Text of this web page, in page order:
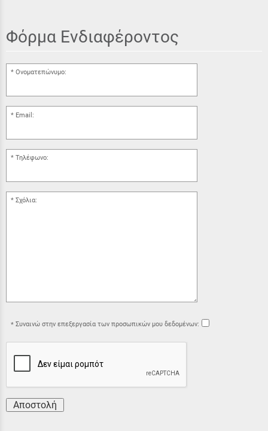
Φόρμα Ενδιαφέροντος
Ονοματεπώνυμο:
Email:
Τηλέφωνο:
Σχόλια:
Συναινώ στην επεξεργασία των προσωπικών μου δεδομένων:
Αποστολή